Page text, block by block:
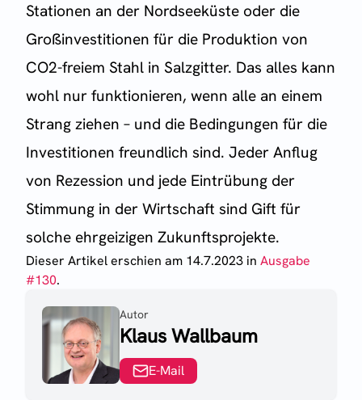
Stationen an der Nordseeküste oder die
Großinvestitionen für die Produktion von
CO2-freiem Stahl in Salzgitter. Das alles kann
wohl nur funktionieren, wenn alle an einem
Strang ziehen – und die Bedingungen für die
Investitionen freundlich sind. Jeder Anflug
von Rezession und jede Eintrübung der
Stimmung in der Wirtschaft sind Gift für
solche ehrgeizigen Zukunftsprojekte.
Dieser Artikel erschien am 14.7.2023 in Ausgabe
#130.
Autor
Klaus Wallbaum
E-Mail